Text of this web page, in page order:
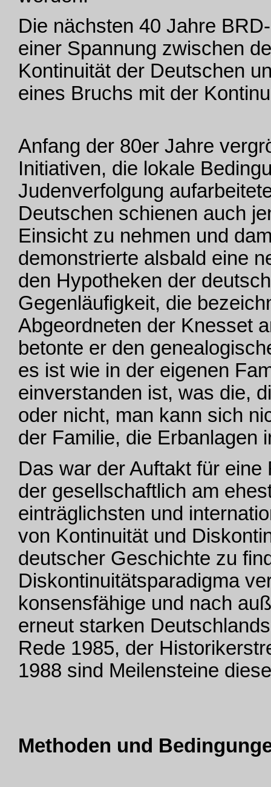
Die nächsten 40 Jahre
einer Spannung zwischen
Kontinuität der Deutschen
eines Bruchs mit der
Anfang der 80er Jahre
Initiativen, die lokale
Judenverfolgung
Deutschen schienen auch
Einsicht zu nehmen und
demonstrierte alsbald eine
den Hypotheken der
Gegenläufigkeit, die
Abgeordneten der Knesset
betonte er den
es ist wie in der eigenen
einverstanden ist, was die,
oder nicht, man kann sich
der Familie, die Erbanlagen
Das war der Auftakt für
der gesellschaftlich am
einträglichsten und
von Kontinuität und
deutscher Geschichte zu
Diskontinuitätsparadigma
konsensfähige und nach
erneut starken
Rede 1985, der
1988 sind Meilensteine
Methoden und